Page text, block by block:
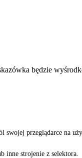
będzie
przeglądarce na
inne strojenie z selektora.